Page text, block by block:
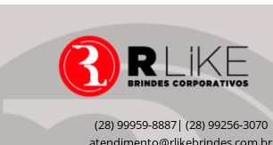
(28) 99959-8887| (28) 99256-3070